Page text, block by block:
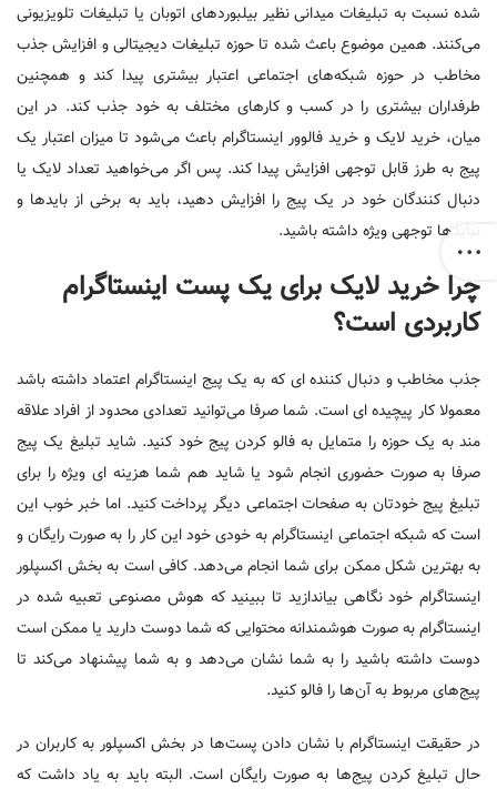
شده نسبت به تبلیغات میدانی نظیر بیلبوردهای اتوبان یا تبلیغات تلویزیونی
می‌کنند. همین موضوع باعث شده تا حوزه تبلیغات دیجیتالی و افزایش جذب
مخاطب در حوزه شبکه‌های اجتماعی اعتبار بیشتری پیدا کند و همچنین
طرفداران بیشتری را در کسب و کارهای مختلف به خود جذب کند. در این
میان، خرید لایک و خرید فالوور اینستاگرام باعث می‌شود تا میزان اعتبار یک
پیج به طرز قابل توجهی افزایش پیدا کند. پس اگر می‌خواهید تعداد لایک یا
دنبال کنندگان خود در یک پیج را افزایش دهید، باید به برخی از بایدها و
نبایدها توجهی ویژه داشته باشید.
چرا خرید لایک برای یک پست اینستاگرام
کاربردی است؟
جذب مخاطب و دنبال کننده ای که به یک پیج اینستاگرام اعتماد داشته باشد
معمولا کار پیچیده ای است. شما صرفا می‌توانید تعدادی محدود از افراد علاقه
مند به یک حوزه را متمایل به فالو کردن پیج خود کنید. شاید تبلیغ یک پیج
صرفا به صورت حضوری انجام شود یا شاید هم شما هزینه ای ویژه را برای
تبلیغ پیج خودتان به صفحات اجتماعی دیگر پرداخت کنید. اما خبر خوب این
است که شبکه اجتماعی اینستاگرام به خودی خود این کار را به صورت رایگان و
به بهترین شکل ممکن برای شما انجام می‌دهد. کافی است به بخش اکسپلور
اینستاگرام خود نگاهی بیاندازید تا ببینید که هوش مصنوعی تعبیه شده در
اینستاگرام به صورت هوشمندانه محتوایی که شما دوست دارید یا ممکن است
دوست داشته باشید را به شما نشان می‌دهد و به شما پیشنهاد می‌کند تا
پیج‌های مربوط به آن‌ها را فالو کنید.
در حقیقت اینستاگرام با نشان دادن پست‌ها در بخش اکسپلور به کاربران در
حال تبلیغ کردن پیج‌ها به صورت رایگان است. البته باید به یاد داشت که